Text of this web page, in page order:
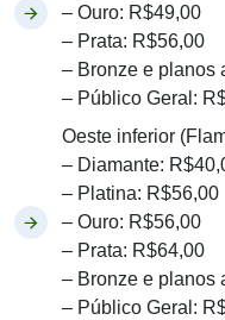
– Ouro: R$49,00
– Prata: R$56,00
– Bronze e planos
– Público Geral:
Oeste inferior
– Diamante:
– Platina: R$56,00
– Ouro: R$56,00
– Prata: R$64,00
– Bronze e planos
– Público Geral: